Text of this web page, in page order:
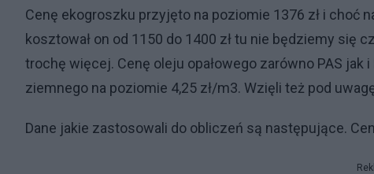
Cenę ekogroszku przyjęto na poziomie 1376 zł i choć
kosztował on od 1150 do 1400 zł tu nie będziemy się
trochę więcej. Cenę oleju opałowego zarówno PAS jak
ziemnego na poziomie 4,25 zł/m3. Wzięli też pod
Dane jakie zastosowali do obliczeń są następujące.